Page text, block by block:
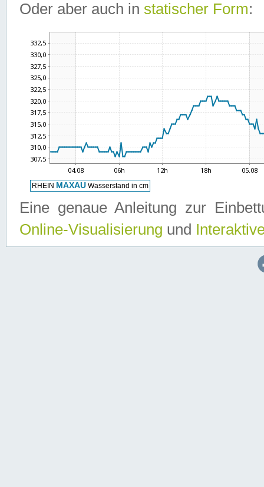
Oder aber auch in statischer Form:
Eine genaue Anleitung zur
Online-Visualisierung und